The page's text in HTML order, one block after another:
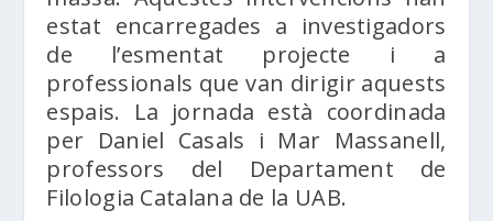
estat encarregades a investigadors
de l’esmentat projecte i a
professionals que van dirigir aquests
espais. La jornada està coordinada
per Daniel Casals i Mar Massanell,
professors del Departament de
Filologia Catalana de la UAB.